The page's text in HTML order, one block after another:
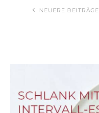
NEUERE BEITRÄGE